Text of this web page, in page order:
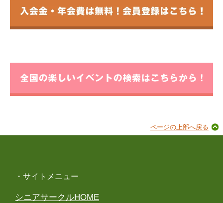
ページの上部へ戻る
・サイトメニュー
シニアサークルHOME